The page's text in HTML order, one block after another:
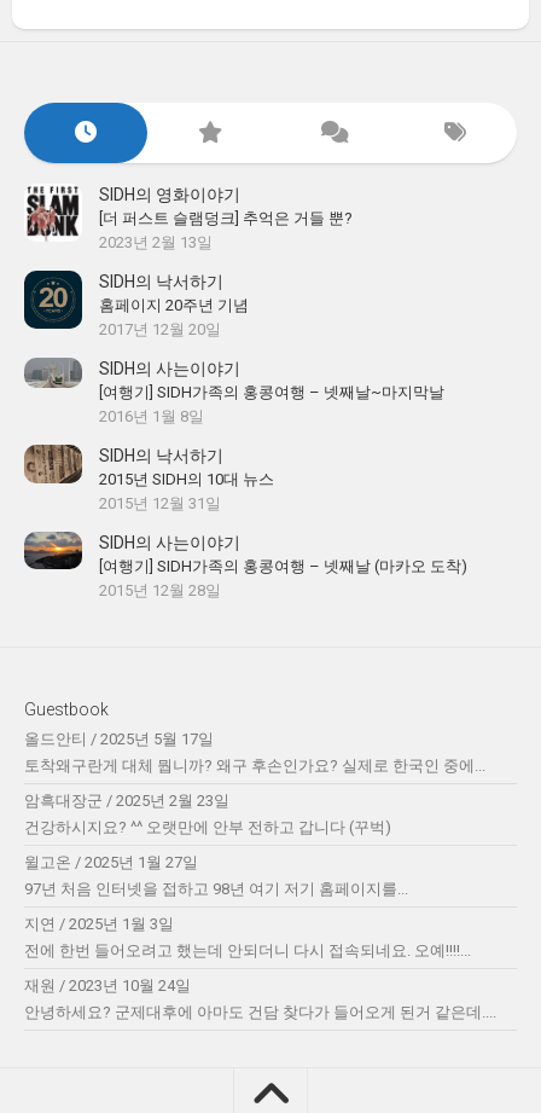
SIDH의 영화이야기
[더 퍼스트 슬램덩크] 추억은 거들 뿐?
2023년 2월 13일
SIDH의 낙서하기
홈페이지 20주년 기념
2017년 12월 20일
SIDH의 사는이야기
[여행기] SIDH가족의 홍콩여행 – 넷째날~마지막날
2016년 1월 8일
SIDH의 낙서하기
2015년 SIDH의 10대 뉴스
2015년 12월 31일
SIDH의 사는이야기
[여행기] SIDH가족의 홍콩여행 – 넷째날 (마카오 도착)
2015년 12월 28일
Guestbook
올드안티 / 2025년 5월 17일
토착왜구란게 대체 뭡니까? 왜구 후손인가요? 실제로 한국인 중에...
암흑대장군 / 2025년 2월 23일
건강하시지요? ^^ 오랫만에 안부 전하고 갑니다 (꾸벅)
윌고온 / 2025년 1월 27일
97년 처음 인터넷을 접하고 98년 여기 저기 홈페이지를...
지연 / 2025년 1월 3일
전에 한번 들어오려고 했는데 안되더니 다시 접속되네요. 오예!!!!...
재원 / 2023년 10월 24일
안녕하세요? 군제대후에 아마도 건담 찾다가 들어오게 된거 같은데....